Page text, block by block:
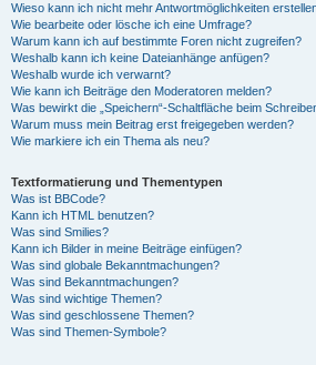
Wieso kann ich nicht mehr Antwortmöglichkeiten
Wie bearbeite oder lösche ich eine Umfrage?
Warum kann ich auf bestimmte Foren nicht zugreifen?
Weshalb kann ich keine Dateianhänge anfügen?
Weshalb wurde ich verwarnt?
Wie kann ich Beiträge den Moderatoren melden?
Was bewirkt die „Speichern“-Schaltfläche beim
Warum muss mein Beitrag erst freigegeben werden?
Wie markiere ich ein Thema als neu?
Textformatierung und Thementypen
Was ist BBCode?
Kann ich HTML benutzen?
Was sind Smilies?
Kann ich Bilder in meine Beiträge einfügen?
Was sind globale Bekanntmachungen?
Was sind Bekanntmachungen?
Was sind wichtige Themen?
Was sind geschlossene Themen?
Was sind Themen-Symbole?